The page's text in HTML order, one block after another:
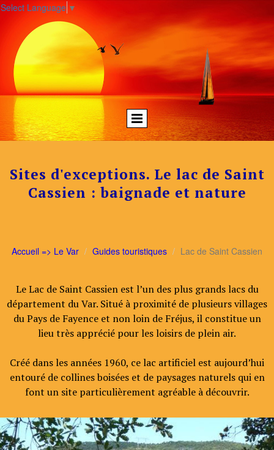
Select Language ▼
Sites d'exceptions. Le lac de Saint
Cassien : baignade et nature
Accueil => Le Var Guides touristiques Lac de Saint Cassien
Le Lac de Saint Cassien est l’un des plus grands lacs du
département du Var. Situé à proximité de plusieurs villages
du Pays de Fayence et non loin de Fréjus, il constitue un
lieu très apprécié pour les loisirs de plein air.
Créé dans les années 1960, ce lac artificiel est aujourd’hui
entouré de collines boisées et de paysages naturels qui en
font un site particulièrement agréable à découvrir.